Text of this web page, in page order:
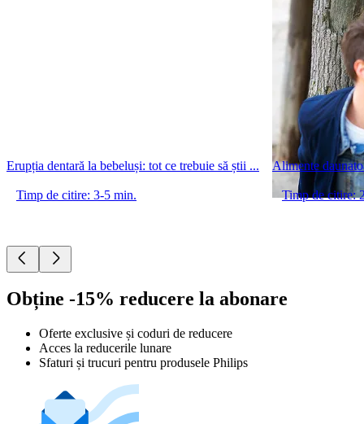
Erupția dentară la bebeluși: tot ce trebuie să știi ...
Timp de citire: 3-5 min.
Alimente
Timp de citire:
Obține -15% reducere la abonare
Oferte exclusive și coduri de reducere
Acces la reducerile lunare
Sfaturi și trucuri pentru produsele Philips